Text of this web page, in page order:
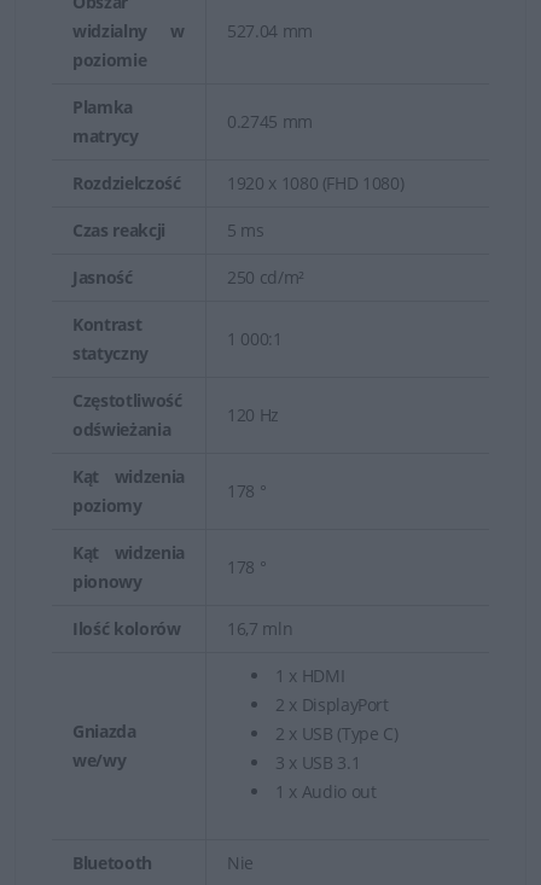
widzialny w
poziomie
527.04 mm
Plamka
matrycy
0.2745 mm
Rozdzielczość 1920 x 1080 (FHD 1080)
Czas reakcji 5 ms
Jasność 250 cd/m²
Kontrast
statyczny
1 000:1
Częstotliwość
odświeżania
120 Hz
Kąt widzenia
poziomy
178 °
Kąt widzenia
pionowy
178 °
Ilość kolorów 16,7 mln
Gniazda
we/wy
1 x HDMI
2 x DisplayPort
2 x USB (Type C)
3 x USB 3.1
1 x Audio out
Bluetooth Nie